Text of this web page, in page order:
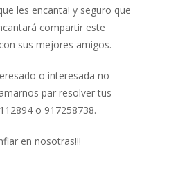
les encanta! y seguro que
compartir este
sus mejores amigos.
o interesada no
par resolver tus
o 917258738.
en nosotras!!!